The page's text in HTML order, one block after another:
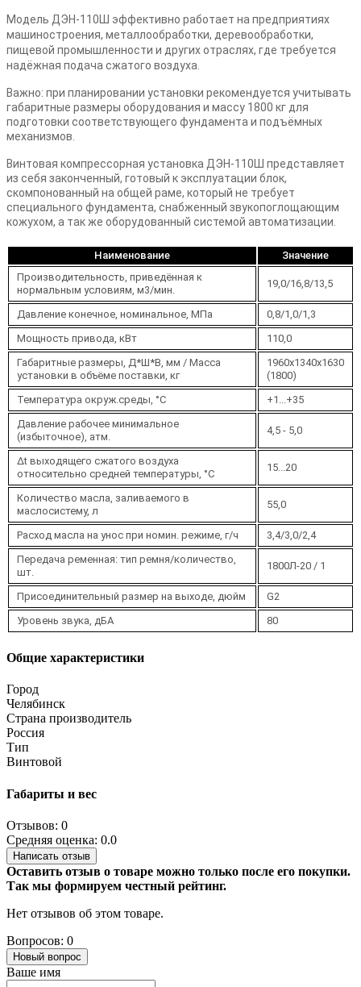
Модель ДЭН-110Ш эффективно работает на предприятиях
машиностроения, металлообработки, деревообработки,
пищевой промышленности и других отраслях, где требуется
надёжная подача сжатого воздуха.
Важно: при планировании установки рекомендуется учитывать
габаритные размеры оборудования и массу 1800 кг для
подготовки соответствующего фундамента и подъёмных
механизмов.
Винтовая компрессорная установка ДЭН-110Ш представляет
из себя законченный, готовый к эксплуатации блок,
скомпонованный на общей раме, который не требует
специального фундамента, снабженный звукопоглощающим
кожухом, а так же оборудованный системой автоматизации.
Наименование
Значение
Производительность, приведённая к
нормальным условиям, м3/мин.
19,0/16,8/13,5
Давление конечное, номинальное, МПа
0,8/1,0/1,3
Мощность привода, кВт
110,0
Габаритные размеры, Д*Ш*В, мм / Масса
установки в объёме поставки, кг
1960х1340х1630
(1800)
Температура окруж.среды, °C
+1...+35
Давление рабочее минимальное
(избыточное), атм.
4,5 - 5,0
Δt выходящего сжатого воздуха
относительно средней температуры, °C
15...20
Количество масла, заливаемого в
маслосистему, л
55,0
Расход масла на унос при номин. режиме, г/ч
3,4/3,0/2,4
Передача ременная: тип ремня/количество,
шт.
1800Л-20 / 1
Присоединительный размер на выходе, дюйм
G2
Уровень звука, дБА
80
Общие характеристики
Город
Челябинск
Страна производитель
Россия
Тип
Винтовой
Габариты и вес
Отзывов: 0
Средняя оценка: 0.0
Написать отзыв
Оставить отзыв о товаре можно только после его покупки.
Так мы формируем честный рейтинг.
Нет отзывов об этом товаре.
Вопросов: 0
Новый вопрос
Ваше имя